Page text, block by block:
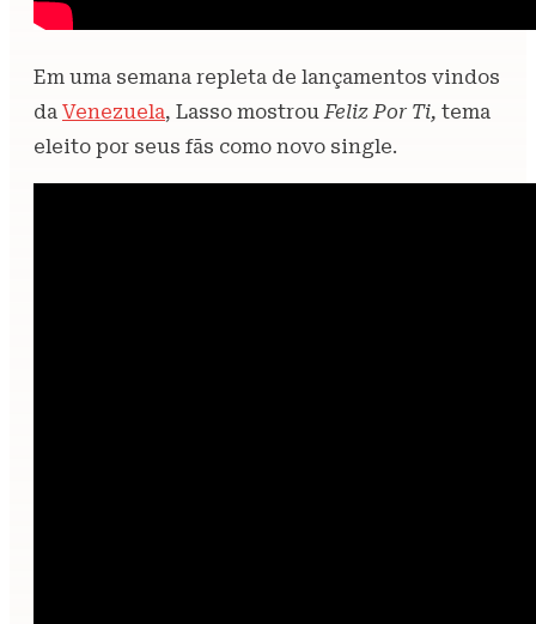
Em uma semana repleta de lançamentos vindos
da Venezuela, Lasso mostrouFeliz Por Ti, tema
eleito por seus fãs como novo single.